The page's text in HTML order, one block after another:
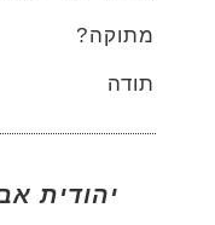
מתוקה?
תודה
יהודית